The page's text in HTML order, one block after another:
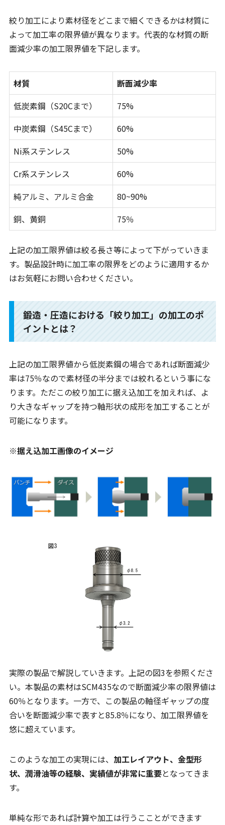
絞り加工により素材径をどこまで細くできるかは材質に
よって加工率の限界値が異なります。代表的な材質の断
面減少率の加工限界値を下記します。
材質
断面減少率
低炭素鋼（S20Cまで）
75%
中炭素鋼（S45Cまで）
60%
Ni系ステンレス
50%
Cr系ステンレス
60%
純アルミ、アルミ合金
80~90%
銅、黄銅
75％
上記の加工限界値は絞る長さ等によって下がっていきま
す。製品設計時に加工率の限界をどのように適用するか
はお気軽にお問い合わせください。
鍛造・圧造における「絞り加工」の加工のポ
イントとは？
上記の加工限界値から低炭素鋼の場合であれば断面減少
率は75％なので素材径の半分までは絞れるという事にな
ります。ただこの絞り加工に据え込加工を加えれば、よ
り大きなギャップを持つ軸形状の成形を加工することが
可能になります。
※据え込加工画像のイメージ
実際の製品で解説していきます。上記の図3を参照くださ
い。本製品の素材はSCM435なので断面減少率の限界値は
60％となります。一方で、この製品の軸径ギャップの度
合いを断面減少率で表すと85.8％になり、加工限界値を
悠に超えています。
このような加工の実現には、 加工レイアウト、金型形
状、潤滑油等の経験、実績値が非常に重要となってきま
す。
単純な形であれば計算や加工は行うこことができます